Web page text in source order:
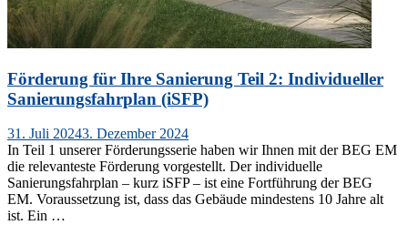
Förderung für Ihre Sanierung Teil 2: Individueller
Sanierungsfahrplan (iSFP)
Veröffentlicht
am
31. Juli 20243. Dezember 2024
In Teil 1 unserer Förderungsserie haben wir Ihnen mit der BEG EM
die relevanteste Förderung vorgestellt. Der individuelle
Sanierungsfahrplan – kurz iSFP – ist eine Fortführung der BEG
EM. Voraussetzung ist, dass das Gebäude mindestens 10 Jahre alt
ist. Ein …